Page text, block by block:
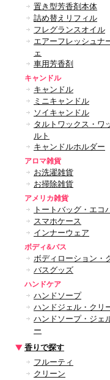
置き型芳香剤本体
詰め替えリフィル
フレグランスオイル
エアーフレッシュナ
ェ
車用芳香剤
キャンドル
キャンドル
ミニキャンドル
ソイキャンドル
タルトワックス・ワ
ルト
キャンドルホルダー
アロマ雑貨
お洗濯雑貨
お掃除雑貨
アメリカ雑貨
トートバッグ・エコ
スマホケース
インナーウェア
ボディ&バス
ボディローション・
バスグッズ
ハンドケア
ハンドソープ
ハンドジェル・クリ
ハンドソープ・ジェ
ー
香りで探す
フルーティ
クリーン